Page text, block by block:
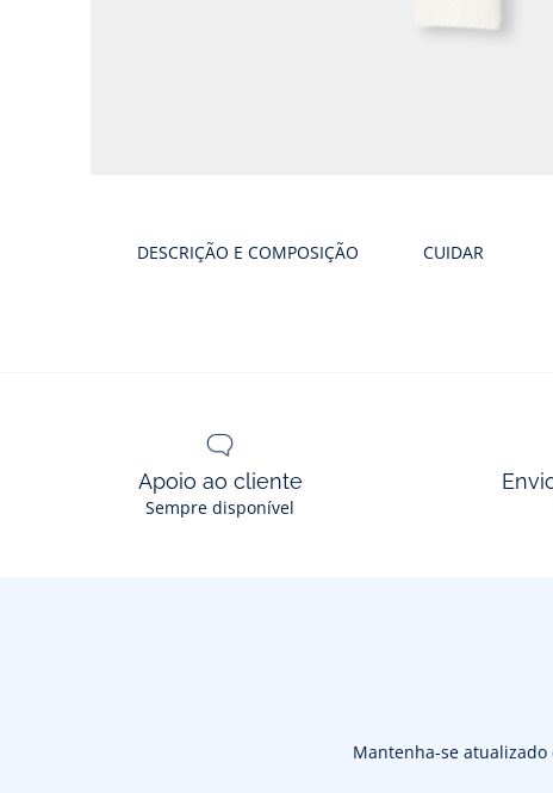
DESCRIÇÃO E COMPOSIÇÃO CUIDAR
Apoio ao cliente
Sempre disponível
Mantenha-se atualizado